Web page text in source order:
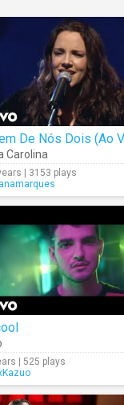
De Nós Dois (Ao
Carolina
| 3153 plays
| 525 plays